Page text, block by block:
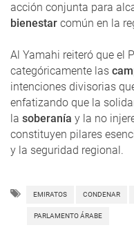
acción conjunta para
bienestar común en la
Al Yamahi reiteró que el
categóricamente las
intenciones divisorias
enfatizando que la
la soberanía y la no
constituyen pilares
y la seguridad regional.
EMIRATOS CONDENAR
PARLAMENTO ÁRABE